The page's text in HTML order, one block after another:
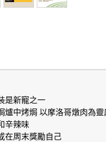
是新寵之一
爐中烤焗 以摩洛哥燉肉為
辛辣味
在周末獎勵自己